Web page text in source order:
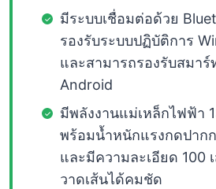
มีระบบเชื่อมต่อด้วย
รองรับระบบปฏิบัติการ
และสามารถรองรับสมาร์
Android
มีพลังงานแม่เหล็กไฟฟ้า
พร้อมน้ำหนักแรงกดปาก
และมีความละเอียด 100
วาดเส้นได้คมชัด